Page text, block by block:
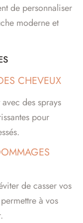
de personnaliser
moderne et
CHEVEUX
des sprays
pour
de casser vos
à vos